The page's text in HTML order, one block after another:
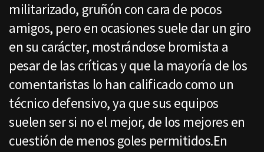
militarizado, gruñón con cara de pocos
amigos, pero en ocasiones suele dar un giro
en su carácter, mostrándose bromista a
pesar de las críticas y que la mayoría de los
comentaristas lo han calificado como un
técnico defensivo, ya que sus equipos
suelen ser si no el mejor, de los mejores en
cuestión de menos goles permitidos.En